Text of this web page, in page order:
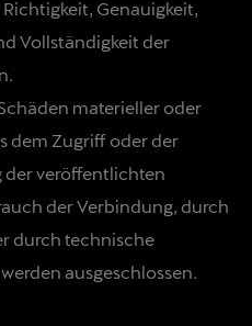
Genauigkeit,
Vollständigkeit der
materieller oder
dem Zugriff oder der
veröffentlichten
der Verbindung, durch
durch technische
ausgeschlossen.